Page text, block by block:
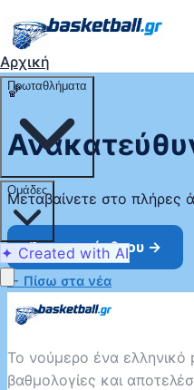
Αρχική
Πρωταθλήματα
Ομάδες
✦ Created with AI
🏀
Μεταβαίνετε στο πλήρες
Άνοιγμα άρθρου →
← Πίσω στα νέα
Το νούμερο ένα
βαθμολογίες και